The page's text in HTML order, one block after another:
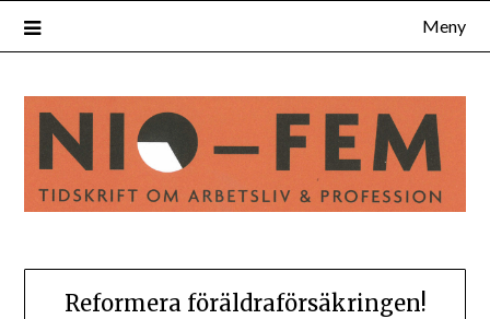
Meny
Reformera föräldraförsäkringen!